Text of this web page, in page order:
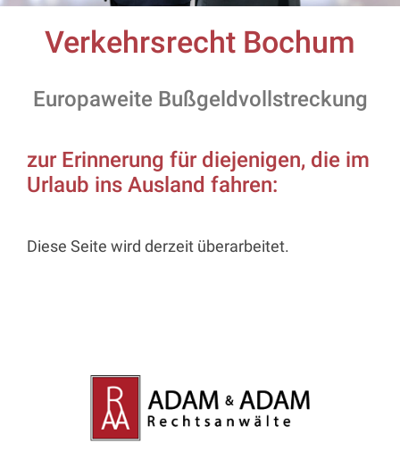
Verkehrsrecht Bochum
Europaweite Bußgeldvollstreckung
zur Erinnerung für diejenigen, die im
Urlaub ins Ausland fahren:
Diese Seite wird derzeit überarbeitet.